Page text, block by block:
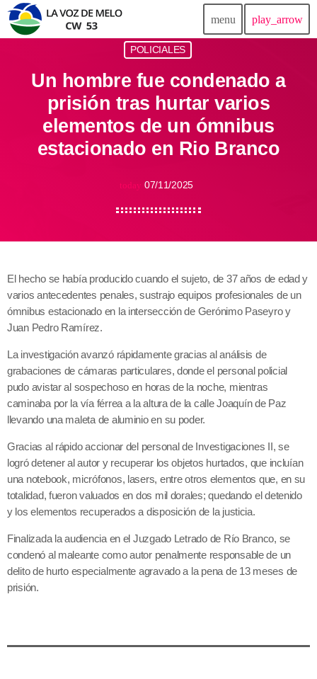
menu play_arrow
POLICIALES
Un hombre fue condenado a
prisión tras hurtar varios
elementos de un ómnibus
estacionado en Rio Branco
today 07/11/2025
El hecho se había producido cuando el sujeto, de 37 años de edad y
varios antecedentes penales, sustrajo equipos profesionales de un
ómnibus estacionado en la intersección de Gerónimo Paseyro y
Juan Pedro Ramírez.
La investigación avanzó rápidamente gracias al análisis de
grabaciones de cámaras particulares, donde el personal policial
pudo avistar al sospechoso en horas de la noche, mientras
caminaba por la vía férrea a la altura de la calle Joaquín de Paz
llevando una maleta de aluminio en su poder.
Gracias al rápido accionar del personal de Investigaciones II, se
logró detener al autor y recuperar los objetos hurtados, que incluían
una notebook, micrófonos, lasers, entre otros elementos que, en su
totalidad, fueron valuados en dos mil dorales; quedando el detenido
y los elementos recuperados a disposición de la justicia.
Finalizada la audiencia en el Juzgado Letrado de Río Branco, se
condenó al maleante como autor penalmente responsable de un
delito de hurto especialmente agravado a la pena de 13 meses de
prisión.